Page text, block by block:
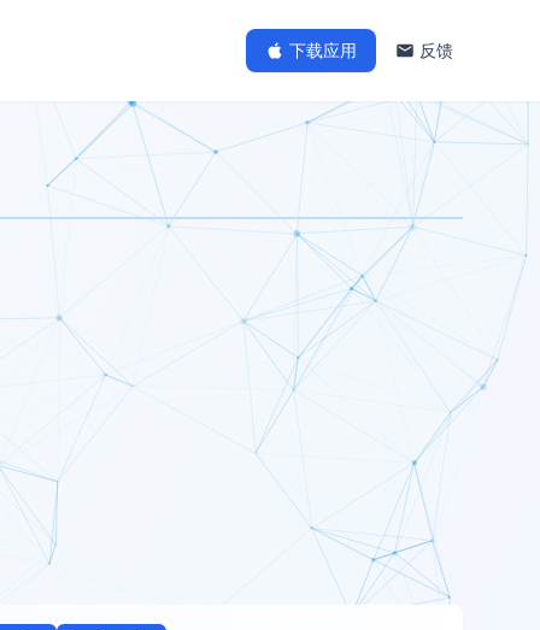
下载应用 反馈